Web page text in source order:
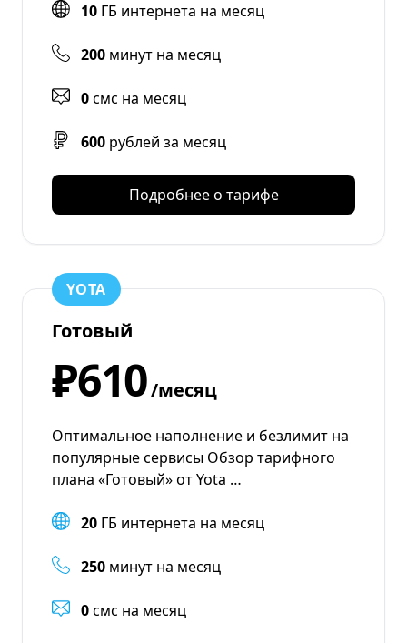
10 ГБ интернета на месяц
200 минут на месяц
0смс на месяц
600 рублей за месяц
Подробнее о тарифе
YOTA
Готовый
₽610/месяц
Оптимальное наполнение и безлимит на
популярные сервисы Обзор тарифного
плана «Готовый» от Yota …
20 ГБ интернета на месяц
250 минут на месяц
0смс на месяц